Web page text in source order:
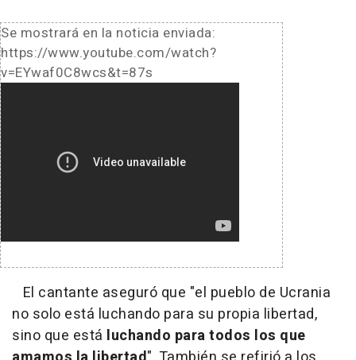
Se mostrará en la noticia enviada:
https://www.youtube.com/watch?
v=EYwaf0C8wcs&t=87s
El cantante aseguró que "el pueblo de Ucrania
no solo está luchando para su propia libertad,
sino que está luchando para todos los que